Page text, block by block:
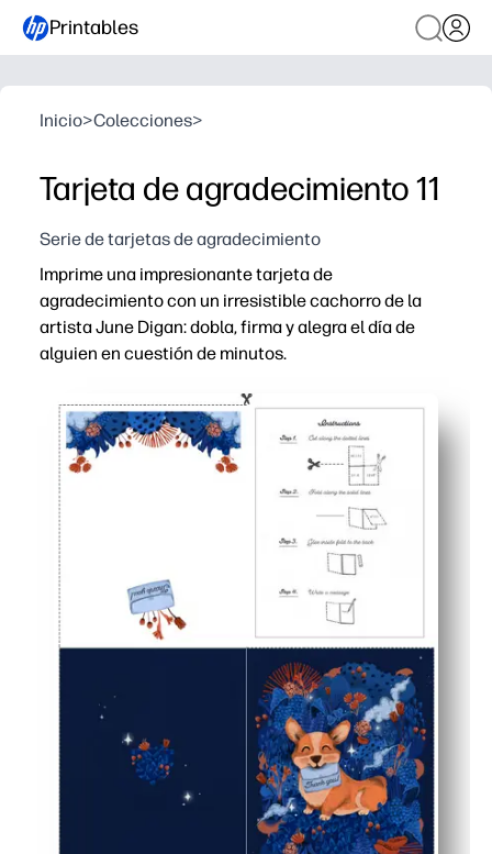
Printables
Inicio>Colecciones>
Tarjeta de agradecimiento 11
Serie de tarjetas de agradecimiento
Imprime una impresionante tarjeta de
agradecimiento con un irresistible cachorro de la
artista June Digan: dobla, firma y alegra el día de
alguien en cuestión de minutos.
Sin preparación: solo tienes que imprimir, doblar y ya
Interior en blanco para una nota sincera o dibujos para
El encantador arte canino atrae a todas las edades,
Un salvavidas de última hora: una tarjeta pulida